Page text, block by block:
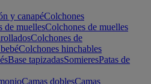
y canapéColchones
de muellesColchones de muelles
Colchones de
Colchones hinchables
Base tapizadasSomieresPatas de
Camas doblesCamas